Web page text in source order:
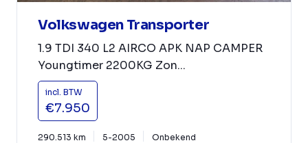
Volkswagen Transporter
1.9 TDI 340 L2 AIRCO APK NAP CAMPER
Youngtimer 2200KG Zon...
incl. BTW
€7.950
290.513 km 5-2005 Onbekend